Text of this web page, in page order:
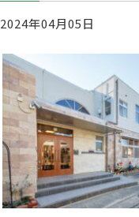
2024年04月05日